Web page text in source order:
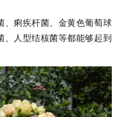
、痢疾杆菌、金黄色葡萄球
人型结核菌等都能够起到